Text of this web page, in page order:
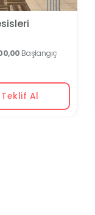
Başlangıç
Al